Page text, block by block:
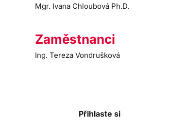
Mgr. Ivana Chloubová Ph.D.
Zaměstnanci
Ing. Tereza Vondrušková
Přihlaste si